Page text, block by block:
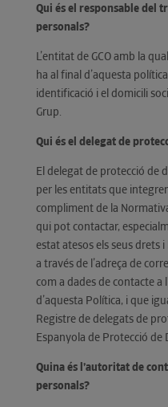
Qui és el responsable del
personals?
L’entitat de GCO amb la
ha al final d’aquesta
identificació i el domicili
Grup.
Qui és el delegat de
El delegat de protecció de
per les entitats que
compliment de la
qui pot contactar,
estat atesos els seus drets
a través de l’adreça de
com a dades de contacte a
d’aquesta Política, i que
Registre de delegats de
Espanyola de Protecció de
Quina és l’autoritat de
personals?